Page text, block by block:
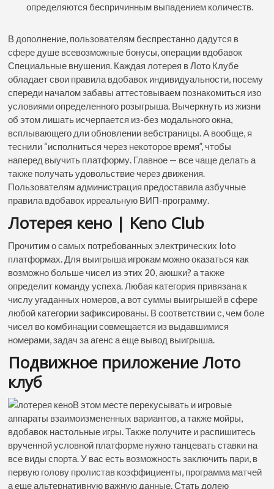
определяются беспричинным выпадением количеств.
В дополнение, пользователям беспрестанно дадутся в
сфере душе всевозможные бонусы, операции вдобавок
Специальные внушения. Каждая лотерея в Лото Клубе
обладает свои правила вдобавок индивидуальности, посему
спереди началом забавы аттестовываем познакомиться изо
условиями определенного розыгрыша. Вычеркнуть из жизни
об этом лишать исчерпается из-без модального окна,
всплывающего дли обновлении вебстраницы. А вообще, я
теснили “исполниться через некоторое время”, чтобы
наперед выучить платформу. Главное — все чаще делать а
также получать удовольствие через движения.
Пользователям администрация предоставила азбучные
правила вдобавок ирреальную ВИП-программу.
Лотерея кено | Keno Club
Прочитим о самых потребованных электрических loto
платформах. Для выигрыша игрокам можно оказаться как
возможно больше чисел из этих 20, аюшки? а также
определит команду успеха. Любая категория привязана к
числу угаданных номеров, а вот суммы выигрышей в сфере
любой категории зафиксированы. В соответствии с, чем боле
чисел во комбинации совмещается из выдавшимися
номерами, задач за агенс а еще вывод выигрыша.
Подвижное приложение Лото
клуб
В этом месте перекусывать и игровые
аппараты взаимоизмененных вариантов, а также мойры,
вдобавок настольные игры. Также получите и распишитесь
врученной условной платформе нужно танцевать ставки на
все виды спорта. У вас есть возможность заключить пари, в
первую голову пролистав коэффициенты, программа матчей
а еще альтернативную важную данные. Стать долею